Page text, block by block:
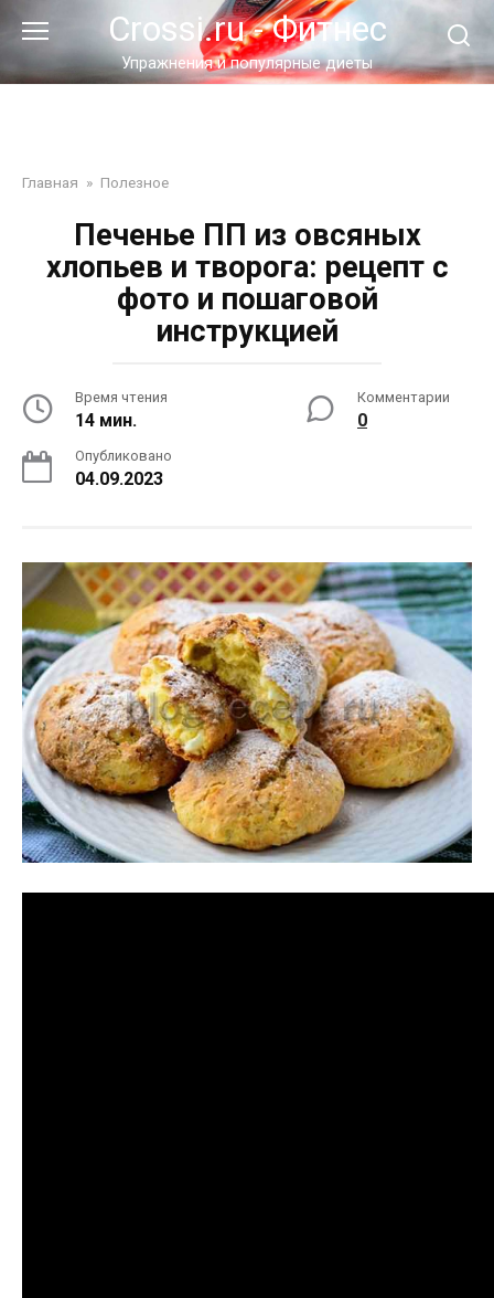
контенту
Crossi.ru - Фитнес
Упражнения и популярные диеты
Главная » Полезное
Печенье ПП из овсяных
хлопьев и творога: рецепт с
фото и пошаговой
инструкцией
Время чтения
14 мин.
Комментарии
0
Опубликовано
04.09.2023